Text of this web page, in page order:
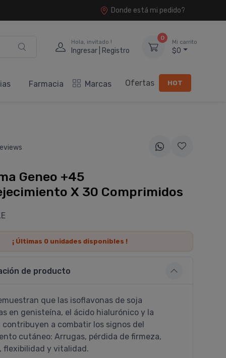
Donde está mi pedido?
Hola, invitado !
Ingresar | Registro
0
Mi carrito
$0
Farmacia Marcas Ofertas HOT
Geneo +45
X 30 Comprimidos
¡ Últimas 0 unidades disponibles !
de producto
que las isoflavonas de soja
en genisteí­na, el ácido hialurónico y la
contribuyen a combatir los signos del
cutáneo: Arrugas, pérdida de firmeza,
flexibilidad y vitalidad.